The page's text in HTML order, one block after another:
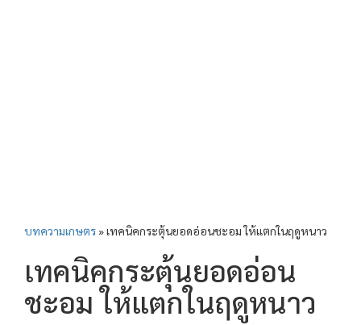
บทความเกษตร»เทคนิคกระตุ้นยอดอ่อนชะอม ให้แตกในฤดูหนาว
เทคนิคกระตุ้นยอดอ่อน
ชะอม ให้แตกในฤดูหนาว